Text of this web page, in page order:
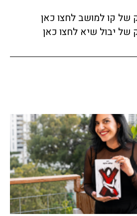
של קו למושב לחצו כאן
של יבול שיא לחצו כאן